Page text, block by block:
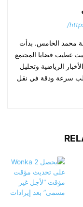
محمد الخامس. بدأت
هسبريس، حيث غطيت قضايا المجتمع
الرياضية وتحليل
سرعة ودقة في نقل